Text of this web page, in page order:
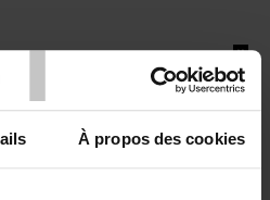
À propos des cookies